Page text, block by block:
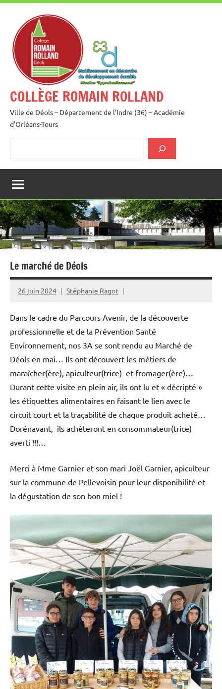
contenu
COLLÈGE ROMAIN ROLLAND
Ville de Déols – Département de l'Indre (36) – Académie
d'Orléans-Tours
Le marché de Déols
26 juin 2024 Stéphanie Ragot
Dans le cadre du Parcours Avenir, de la découverte
professionnelle et de la Prévention Santé
Environnement, nos 3A se sont rendu au Marché de
Déols en mai… Ils ont découvert les métiers de
maraîcher(ère), apiculteur(trice) et fromager(ère)…
Durant cette visite en plein air, ils ont lu et « décripté »
les étiquettes alimentaires en faisant le lien avec le
circuit court et la traçabilité de chaque produit acheté…
Dorénavant, ils achèteront en consommateur(trice)
averti !!!…
Merci à Mme Garnier et son mari Joël Garnier, apiculteur
sur la commune de Pellevoisin pour leur disponibilité et
la dégustation de son bon miel !